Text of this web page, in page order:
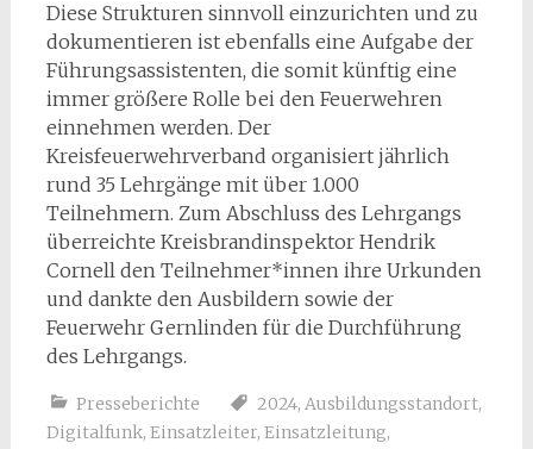
Diese Strukturen sinnvoll einzurichten und zu
dokumentieren ist ebenfalls eine Aufgabe der
Führungsassistenten, die somit künftig eine
immer größere Rolle bei den Feuerwehren
einnehmen werden. Der
Kreisfeuerwehrverband organisiert jährlich
rund 35 Lehrgänge mit über 1.000
Teilnehmern. Zum Abschluss des Lehrgangs
überreichte Kreisbrandinspektor Hendrik
Cornell den Teilnehmer*innen ihre Urkunden
und dankte den Ausbildern sowie der
Feuerwehr Gernlinden für die Durchführung
des Lehrgangs.
Presseberichte 2024, Ausbildungsstandort,
Digitalfunk, Einsatzleiter, Einsatzleitung,